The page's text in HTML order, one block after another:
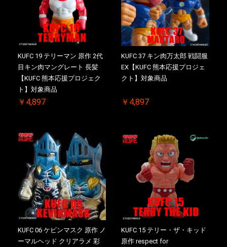
KUFC 19 テリーマン 原作 2代
目キン肉マングレート 長髪
【KUFC 熊本応援プロジェク
ト】対象商品
￥4,897
KUFC 37 キン肉万太郎 戦闘服
EX【KUFC 熊本応援プロジェ
クト】対象商品
￥4,897
KUFC 06 ケビンマスク 原作 ノ
ーマルヘッド クリアラメ 彩
KUFC 15 テリー・ザ・キッド
原作 respect for